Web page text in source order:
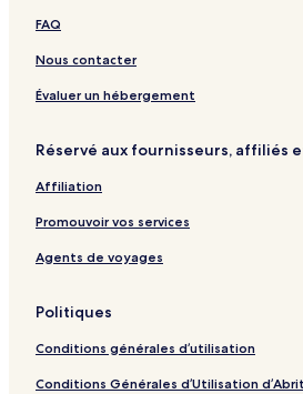
FAQ
Nous contacter
Évaluer un hébergement
Réservé aux fournisseurs, affiliés
Affiliation
Promouvoir vos services
Agents de voyages
Politiques
Conditions générales d’utilisation
Conditions Générales d’Utilisation